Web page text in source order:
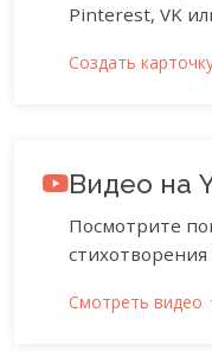
Pinterest, VK
Создать
Видео на
Посмотрите
стихотворения
Смотреть видео